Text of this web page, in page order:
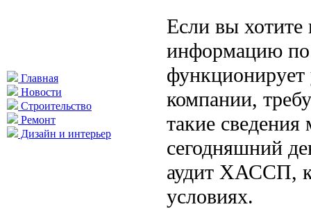
Главная
Новости
Строительство
Ремонт
Дизайн и интерьер
Если вы
информацию по
функционирует
компании,
такие
сегодняшний
аудит ХАССП,
условиях.